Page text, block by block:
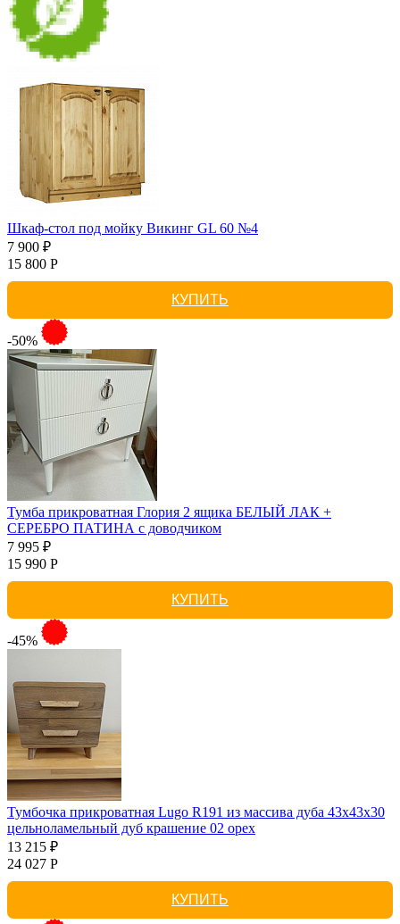
Шкаф-стол под мойку Викинг GL 60 №4
7 900 ₽
15 800 Р
КУПИТЬ
-50%
Тумба прикроватная Глория 2 ящика БЕЛЫЙ ЛАК +
СЕРЕБРО ПАТИНА с доводчиком
7 995 ₽
15 990 Р
КУПИТЬ
-45%
Тумбочка прикроватная Lugo R191 из массива дуба 43х43х30
цельноламельный дуб крашение 02 орех
13 215 ₽
24 027 Р
КУПИТЬ